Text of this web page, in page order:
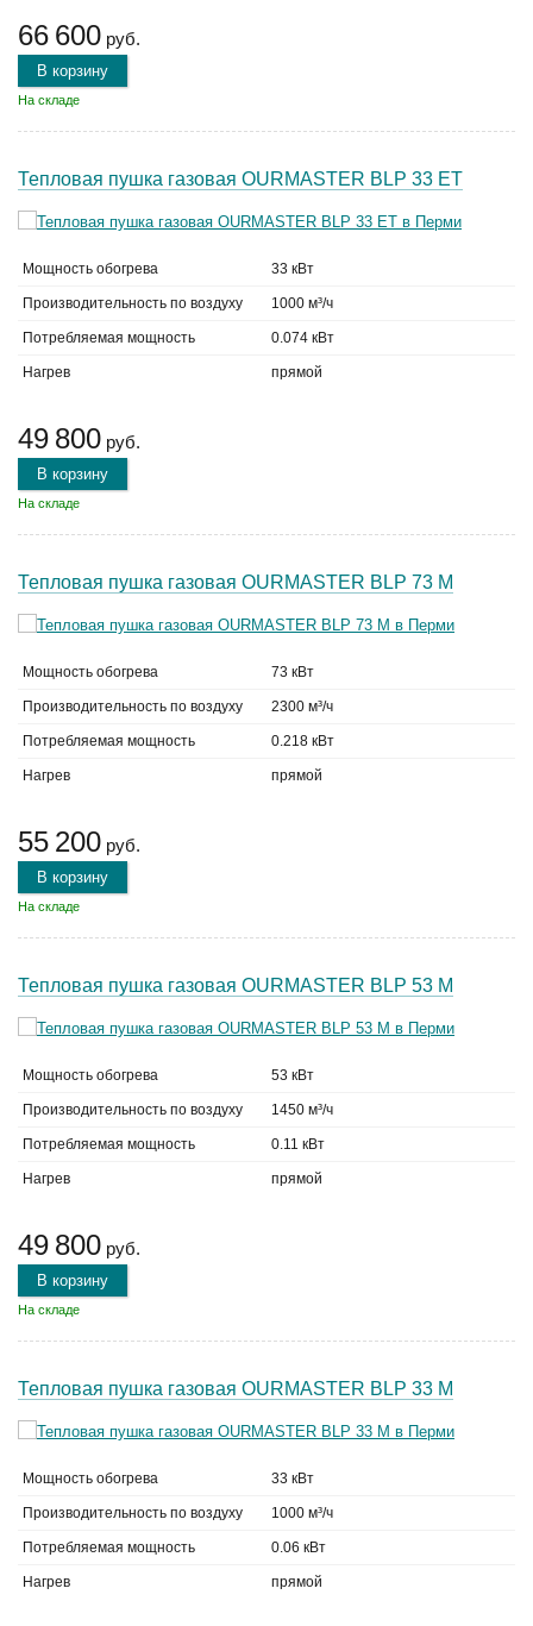
66 600 руб.
В корзину
На складе
Тепловая пушка газовая OURMASTER BLP 33 ET
Мощность обогрева 33 кВт
Производительность по воздуху 1000 м³/ч
Потребляемая мощность 0.074 кВт
Нагрев прямой
49 800 руб.
В корзину
На складе
Тепловая пушка газовая OURMASTER BLP 73 M
Мощность обогрева 73 кВт
Производительность по воздуху 2300 м³/ч
Потребляемая мощность 0.218 кВт
Нагрев прямой
55 200 руб.
В корзину
На складе
Тепловая пушка газовая OURMASTER BLP 53 M
Мощность обогрева 53 кВт
Производительность по воздуху 1450 м³/ч
Потребляемая мощность 0.11 кВт
Нагрев прямой
49 800 руб.
В корзину
На складе
Тепловая пушка газовая OURMASTER BLP 33 M
Мощность обогрева 33 кВт
Производительность по воздуху 1000 м³/ч
Потребляемая мощность 0.06 кВт
Нагрев прямой